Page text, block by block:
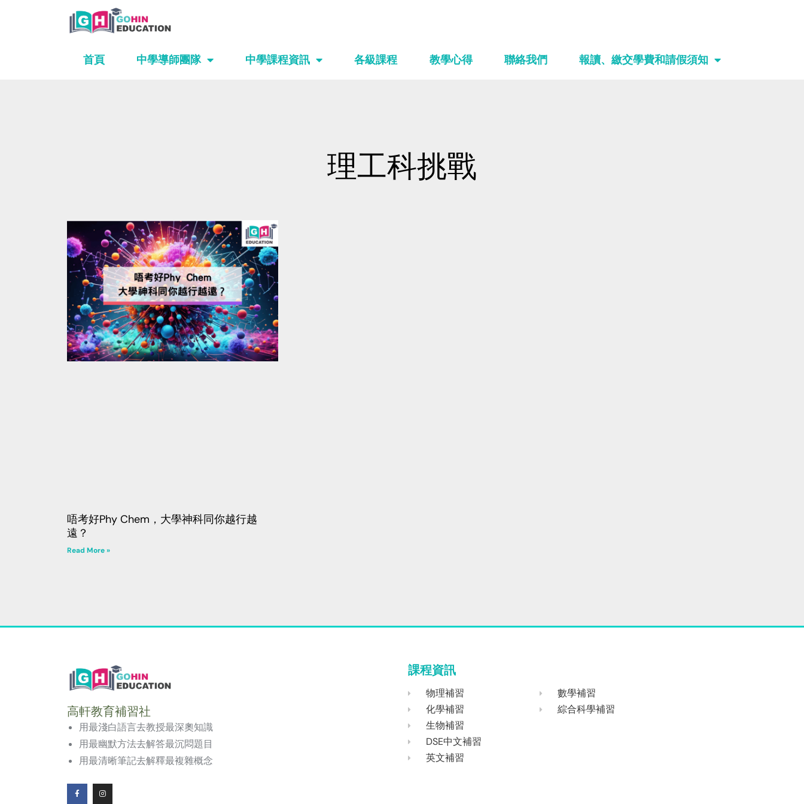
首頁 中學導師團隊 中學課程資訊 各級課程 教學心得 聯絡我們 報讀、繳交學費和請假須知
理工科挑戰
唔考好Phy Chem，大學神科同你越行越
遠？
Read More »
高軒教育補習社
用最淺白語言去教授最深奧知識
用最幽默方法去解答最沉悶題目
用最清晰筆記去解釋最複雜概念
F I
課程資訊
物理補習
化學補習
生物補習
DSE中文補習
英文補習
數學補習
綜合科學補習